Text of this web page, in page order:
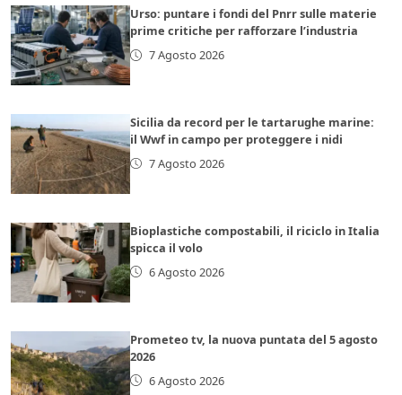
Urso: puntare i fondi del Pnrr sulle materie
prime critiche per rafforzare l’industria
7 Agosto 2026
Sicilia da record per le tartarughe marine:
il Wwf in campo per proteggere i nidi
7 Agosto 2026
Bioplastiche compostabili, il riciclo in Italia
spicca il volo
6 Agosto 2026
Prometeo tv, la nuova puntata del 5 agosto
2026
6 Agosto 2026